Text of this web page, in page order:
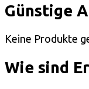
Günstige
Keine Produkte
Wie sind